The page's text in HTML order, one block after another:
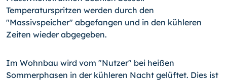
Temperaturspritzen werden durch den
"Massivspeicher" abgefangen und in den kühleren
Zeiten wieder abgegeben.
Im Wohnbau wird vom "Nutzer" bei heißen
Sommerphasen in der kühleren Nacht gelüftet. Dies ist